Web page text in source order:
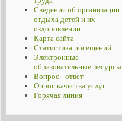
Сведения об организации
отдыха детей и их
оздоровлении
Карта сайта
Статистика посещений
Электронные
образовательные ресурсы
Вопрос - ответ
Опрос качества услуг
Горячая линия